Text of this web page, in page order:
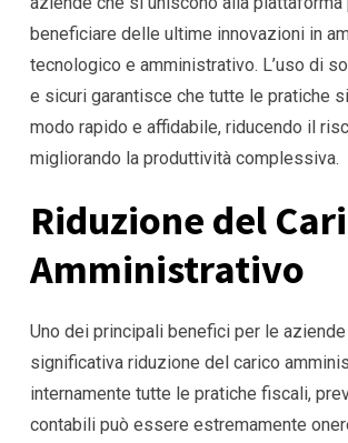
beneficiare delle ultime innovazioni in
tecnologico e amministrativo. L’uso di
e sicuri garantisce che tutte le pratiche
modo rapido e affidabile, riducendo il
migliorando la produttività complessiva.
Riduzione del
Amministrativo
Uno dei principali benefici per le
significativa riduzione del carico
internamente tutte le pratiche fiscali,
contabili può essere estremamente